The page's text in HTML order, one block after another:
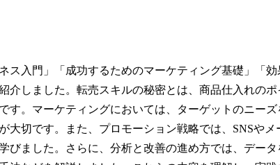
ス入門」「成功するためのマーケティング基礎」「
介しました。転売スキルの秘密とは、商品仕入れのポ
す。マーケティングにおいては、ターゲットのニー
大切です。また、プロモーション戦略では、SNSや
びました。さらに、分析と改善の進め方では、デー